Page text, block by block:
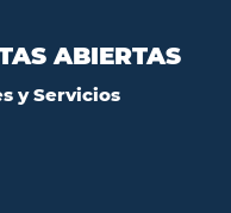
ABIERTAS
y Servicios